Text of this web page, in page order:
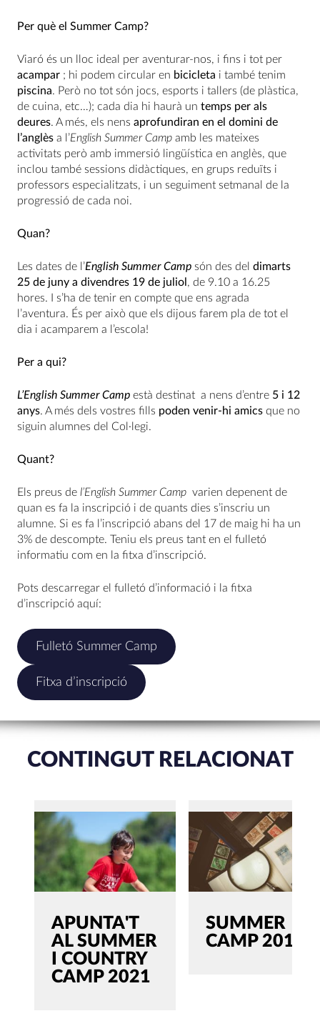
Per què el Summer Camp?
Viaró és un lloc ideal per aventurar-nos, i fins i tot per
acampar ; hi podem circular en bicicleta i també tenim
piscina. Però no tot són jocs, esports i tallers (de plàstica,
de cuina, etc…); cada dia hi haurà un temps per als
deures. A més, els nens aprofundiran en el domini de
l’anglès a l’English Summer Camp amb les mateixes
activitats però amb immersió lingüística en anglès, que
inclou també sessions didàctiques, en grups reduïts i
professors especialitzats, i un seguiment setmanal de la
progressió de cada noi.
Quan?
Les dates de l’English Summer Camp són des del dimarts
25 de juny a divendres 19 de juliol , de 9.10 a 16.25
hores. I s’ha de tenir en compte que ens agrada
l’aventura. És per això que els dijous farem pla de tot el
dia i acamparem a l’escola!
Per a qui?
L’English Summer Camp està destinat a nens d’entre 5 i 12
anys. A més dels vostres fills poden venir-hi amics que no
siguin alumnes del Col·legi.
Quant?
Els preus de l’English Summer Camp varien depenent de
quan es fa la inscripció i de quants dies s’inscriu un
alumne. Si es fa l’inscripció abans del 17 de maig hi ha un
3% de descompte. Teniu els preus tant en el fulletó
informatiu com en la fitxa d’inscripció.
Pots descarregar el fulletó d’informació i la fitxa
d’inscripció aquí:
Fulletó Summer Camp
Fitxa d’inscripció
CONTINGUT RELACIONAT
APUNTA'T
AL SUMMER
I COUNTRY
CAMP 2021
SUMMER
CAMP 2019